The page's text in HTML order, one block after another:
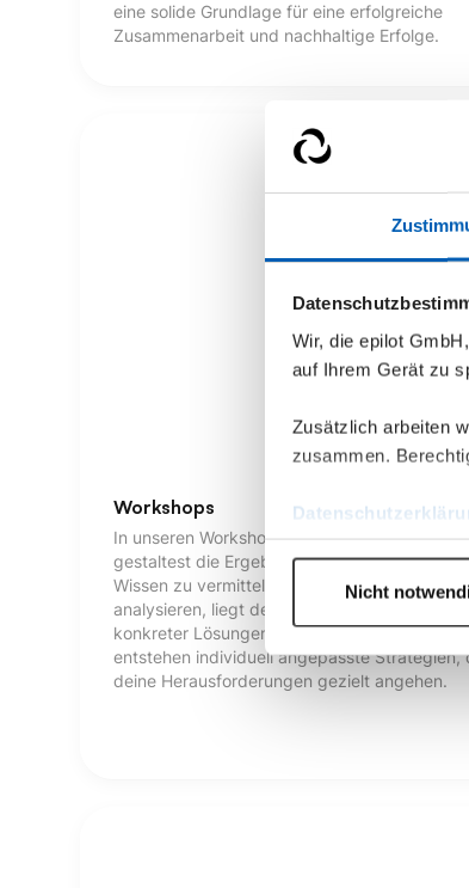
Wir, die epilot
auf Ihrem Gerät zu
Zusätzlich arbeiten
zusammen.
Nicht
eine solide Grundlage für eine erfolgreiche
Zusammenarbeit und nachhaltige Erfolge.
Workshops
In unseren Workshops arbeitest du aktiv mit
gestaltest die Ergebnisse direkt mit. Statt nur
Wissen zu vermitteln oder Prozesse zu
analysieren, liegt der Fokus auf der
konkreter Lösungen, die sofort umsetzbar
entstehen individuell angepasste Strategien,
deine Herausforderungen gezielt angehen.